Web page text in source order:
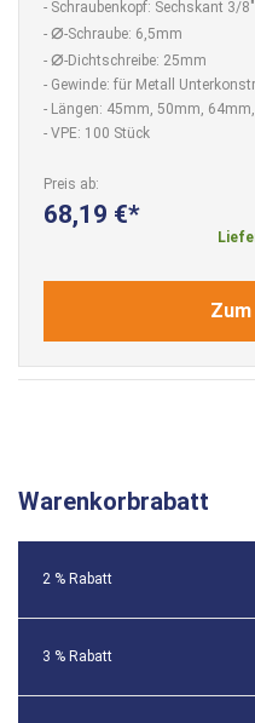
- Schraubenkopf: Sechskant 3/8"
- ⌀-Schraube: 6,5mm
- ⌀-Dichtschreibe: 25mm
- Gewinde: für Metall
- Längen: 45mm, 50mm,
- VPE: 100 Stück
Preis ab
68,19 €
Warenkorbrabatt
2 % Rabatt
3 % Rabatt